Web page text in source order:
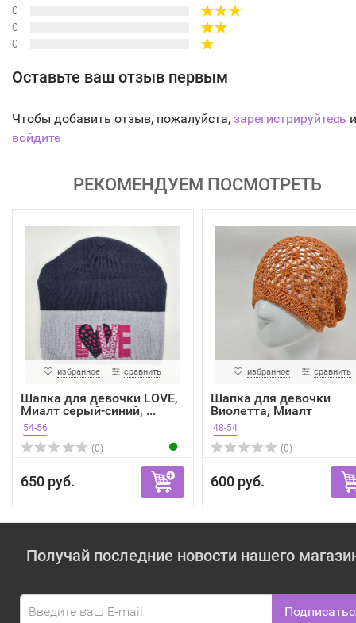
0
0
0
Оставьте ваш отзыв первым
Чтобы добавить отзыв, пожалуйста, зарегистрируйтесь
войдите
РЕКОМЕНДУЕМ ПОСМОТРЕТЬ
избранное сравнить
Шапка для девочки LOVE,
Миалт серый-синий, ...
54-56
(0)
650 руб.
избранное сравнить
Шапка для девочки
Виолетта, Миалт
оранжевый
48-54
(0)
600 руб.
Получай последние новости нашего